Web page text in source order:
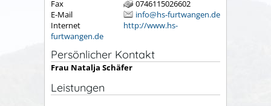
Fax
0746115026602
E-Mail
info@hs-furtwangen.de
Internet
http://www.hs-
furtwangen.de
Persönlicher Kontakt
Frau Natalja Schäfer
Leistungen